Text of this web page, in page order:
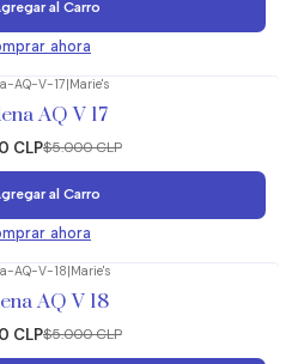
al Carro
ahora
AQ-V-17|Marie's
AQ V 17
CLP$5.000 CLP
al Carro
ahora
AQ-V-18|Marie's
AQ V 18
CLP$5.000 CLP